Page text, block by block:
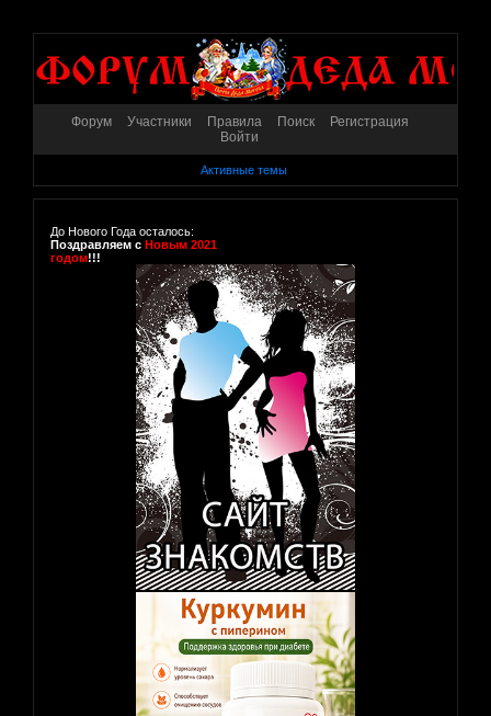
Форум Участники Правила Поиск
Регистрация
Войти
Активные темы
До Нового Года осталось:
Поздравляем с Новым 2021
годом!!!